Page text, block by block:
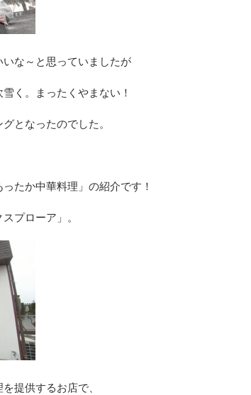
な～と思っていましたが
く。まったくやまない！
となったのでした。
たか中華料理」の紹介です！
プローア」。
提供するお店で、